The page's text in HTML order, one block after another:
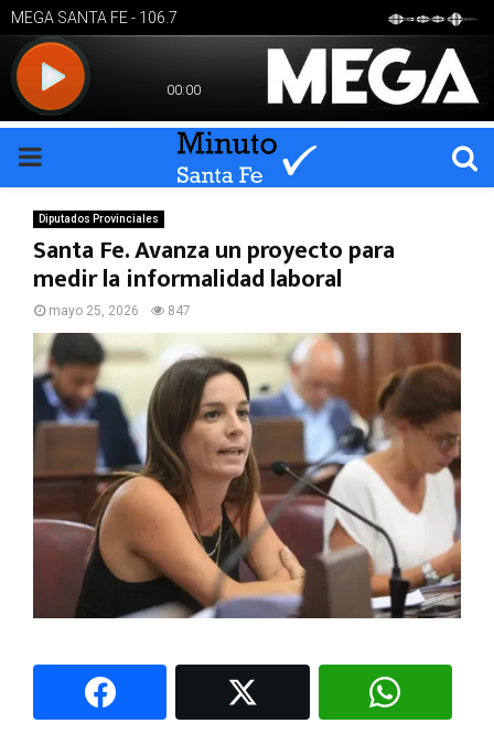
PRIMARY
MENU
Diputados Provinciales
Santa Fe. Avanza un proyecto para
medir la informalidad laboral
mayo 25, 2026 847